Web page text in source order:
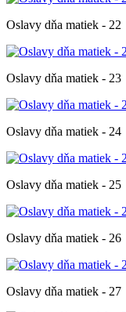
Oslavy dňa matiek - 22
Oslavy dňa matiek - 23
Oslavy dňa matiek - 24
Oslavy dňa matiek - 25
Oslavy dňa matiek - 26
Oslavy dňa matiek - 27